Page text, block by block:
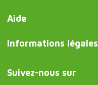
Aide
Informations légales
Suivez-nous sur